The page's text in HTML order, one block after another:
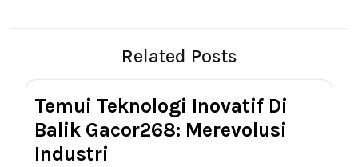
Related Posts
Temui Teknologi Inovatif Di
Balik Gacor268: Merevolusi
Industri